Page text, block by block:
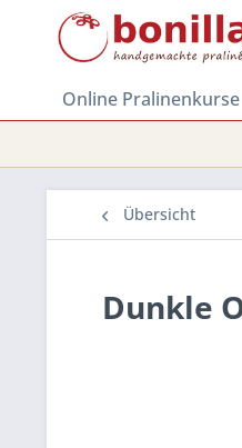
Online Pralinenkurse
Übersicht
Dunkle